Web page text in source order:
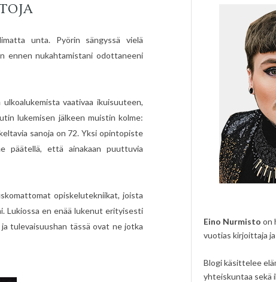
unta. Pyörin sängyssä vielä
ennen nukahtamistani odottaneeni
vaativaa ikuisuuteen,
lukemisen jälkeen muistin kolme:
sanoja on 72. Yksi opintopiste
että ainakaan puuttuvia
opiskelutekniikat, joista
Lukiossa en enää lukenut erityisesti
tulevaisuushan tässä ovat ne jotka
Eino Nurmisto on
vuotias kirjoittaja
Blogi käsittelee
yhteiskuntaa sekä